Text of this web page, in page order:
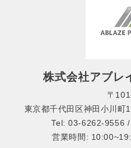
株式会社アブレ
〒
東京都千代田区神田小川
Tel: 03-6262-9556
営業時間: